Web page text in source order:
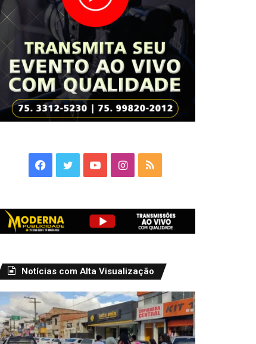
Facebook
TwitterYouTubeInstagram
RSS
Notícias com Alta Visualização